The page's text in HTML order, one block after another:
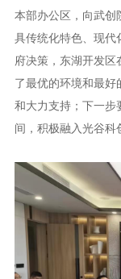
本部办公区，向武创
具传统化特色、现代
府决策，东湖开发
了最优的环境和最
和大力支持；下一步
间，积极融入光谷科